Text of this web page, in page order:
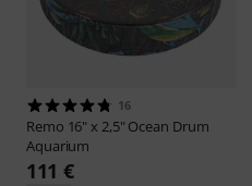
16
Remo 16" x 2,5" Ocean Drum
Aquarium
111 €